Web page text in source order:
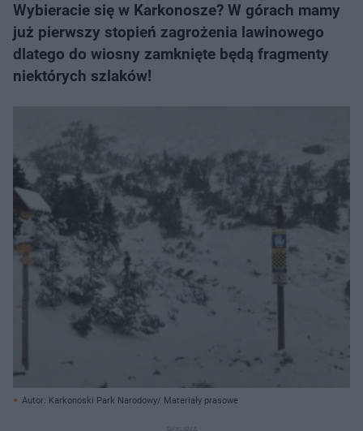
Wybieracie się w Karkonosze? W górach mamy
już pierwszy stopień zagrożenia lawinowego
dlatego do wiosny zamknięte będą fragmenty
niektórych szlaków!
Autor: Karkonoski Park Narodowy/ Materiały prasowe